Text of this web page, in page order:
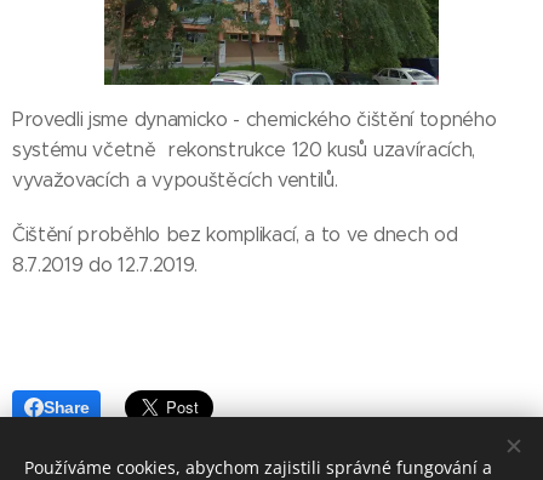
Provedli jsme dynamicko - chemického čištění topného
systému včetně rekonstrukce 120 kusů uzavíracích,
vyvažovacích a vypouštěcích ventilů.
Čištění proběhlo bez komplikací, a to ve dnech od
8.7.2019 do 12.7.2019.
Share
Používáme cookies, abychom zajistili správné fungování a